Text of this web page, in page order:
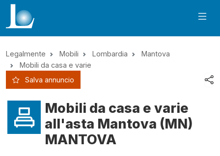
Legalmente Mobili Lombardia
Mantova
Mobili da casa e varie
Salva annuncio
Mobili da casa e varie
all'asta Mantova (MN)
MANTOVA